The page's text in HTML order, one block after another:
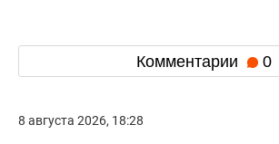
Комментарии 0
8 августа 2026, 18:28